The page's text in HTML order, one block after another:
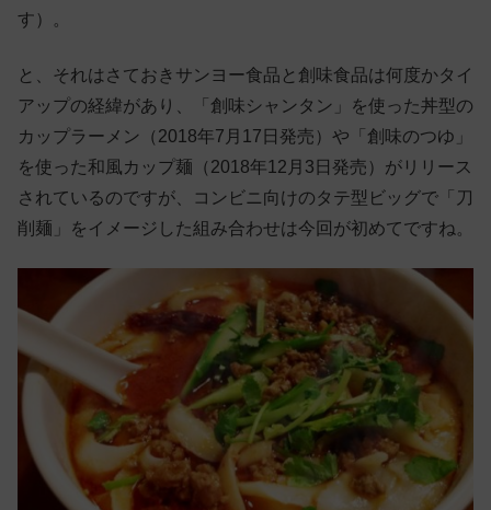
す）。
と、それはさておきサンヨー食品と創味食品は何度かタイ
アップの経緯があり、「創味シャンタン」を使った丼型の
カップラーメン（2018年7月17日発売）や「創味のつゆ」
を使った和風カップ麺（2018年12月3日発売）がリリース
されているのですが、コンビニ向けのタテ型ビッグで「刀
削麺」をイメージした組み合わせは今回が初めてですね。